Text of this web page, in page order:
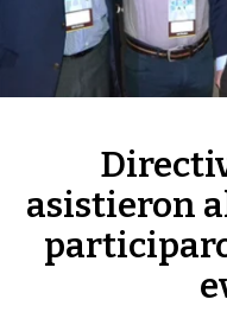
asistieron